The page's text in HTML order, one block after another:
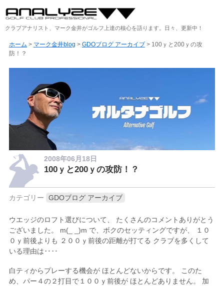
クラブアナリスト、マーク金井がゴルフ上達の核心を語ります。日々、更新中！
ホーム > マーク金井blog > GDOブログ アーカイブ> 100ｙと200ｙの攻
防！？
2008年06月18日
100ｙと200ｙの攻防！？
カテゴリー GDOブログ アーカイブ
ウエッジのロフト選びについて、 たくさんのコメントありがとう
ございました。 m(_ _)m で、ボクのセッティングですが、 １０
０ｙ前後よりも ２００ｙ前後の距離が打てる クラブを多くして
いる理由は‥‥
白ティからプレーする機会が ほとんどないからです。 このた
め、パー４の２打目で１００ｙ前後が ほとんどありません。 加